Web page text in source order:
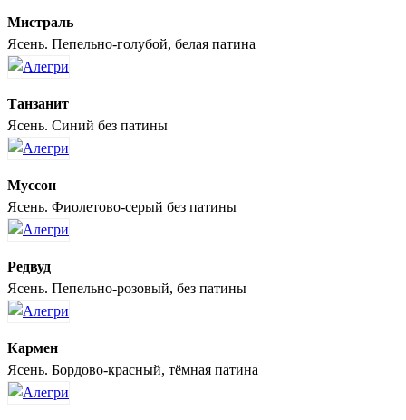
Мистраль
Ясень. Пепельно-голубой, белая патина
Танзанит
Ясень. Синий без патины
Муссон
Ясень. Фиолетово-серый без патины
Редвуд
Ясень. Пепельно-розовый, без патины
Кармен
Ясень. Бордово-красный, тёмная патина